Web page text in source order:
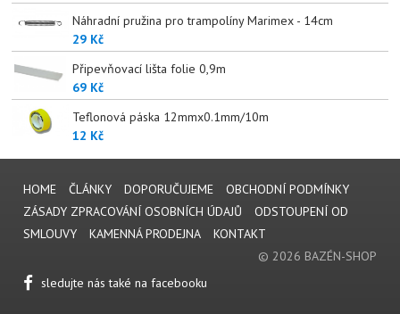
Náhradní pružina pro trampolíny Marimex - 14cm
29 Kč
Připevňovací lišta folie 0,9m
69 Kč
Teflonová páska 12mmx0.1mm/10m
12 Kč
HOME ČLÁNKY DOPORUČUJEME
OBCHODNÍ PODMÍNKY
ZÁSADY ZPRACOVÁNÍ OSOBNÍCH ÚDAJŮ
ODSTOUPENÍ OD
SMLOUVY
KAMENNÁ PRODEJNA
KONTAKT
© 2026 BAZÉN-SHOP
sledujte nás také na facebooku